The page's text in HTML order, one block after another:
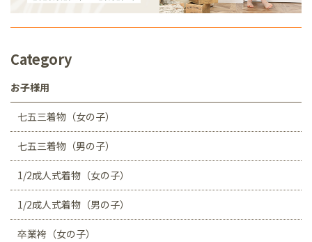
Category
お子様用
七五三着物（女の子）
七五三着物（男の子）
1/2成人式着物（女の子）
1/2成人式着物（男の子）
卒業袴（女の子）